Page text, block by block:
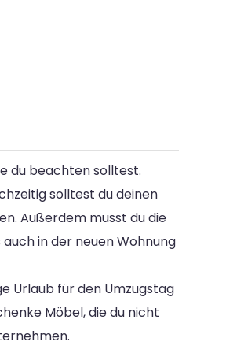
du beachten solltest.
solltest du deinen
Außerdem musst du die
in der neuen Wohnung
Urlaub für den Umzugstag
Möbel, die du nicht